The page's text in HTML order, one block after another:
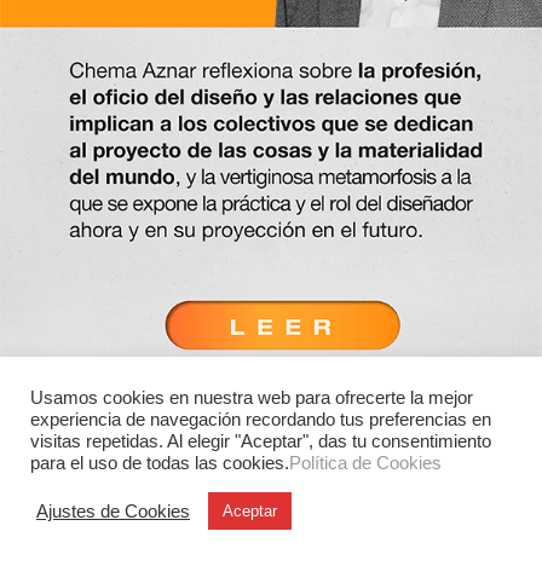
Usamos cookies en nuestra web para ofrecerte la mejor
experiencia de navegación recordando tus preferencias en
visitas repetidas. Al elegir "Aceptar", das tu consentimiento
para el uso de todas las cookies.Política de Cookies
Ajustes de Cookies Aceptar